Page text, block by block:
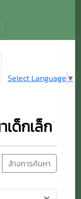
Select Language ▼
ด็กเล็ก
ล้างการค้นหา